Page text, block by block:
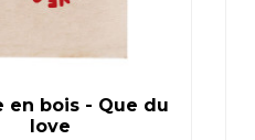
en bois - Que du
love
LE PRODUIT